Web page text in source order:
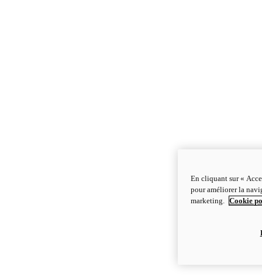
En cliquant sur «
pour améliorer la
marketing.
Cookie